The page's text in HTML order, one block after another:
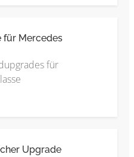
für Mercedes
für
Upgrade